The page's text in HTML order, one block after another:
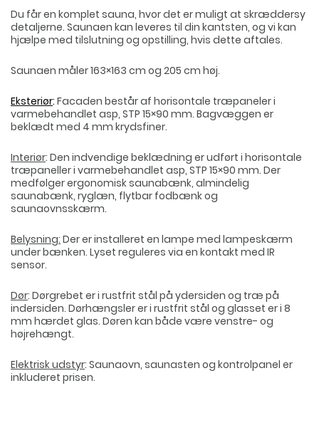
Du får en komplet sauna, hvor det er muligt at skræddersy
detaljerne. Saunaen kan leveres til din kantsten, og vi kan
hjælpe med tilslutning og opstilling, hvis dette aftales.
Saunaen måler 163×163 cm og 205 cm høj.
Eksteriør: Facaden består af horisontale træpaneler i
varmebehandlet asp, STP 15×90 mm. Bagvæggen er
beklædt med 4 mm krydsfiner.
Interiør: Den indvendige beklædning er udført i horisontale
træpaneller i varmebehandlet asp, STP 15×90 mm. Der
medfølger ergonomisk saunabænk, almindelig
saunabænk, ryglæn, flytbar fodbænk og
saunaovnsskærm.
Belysning: Der er installeret en lampe med lampeskærm
under bænken. Lyset reguleres via en kontakt med IR
sensor.
Dør: Dørgrebet er i rustfrit stål på ydersiden og træ på
indersiden. Dørhængsler er i rustfrit stål og glasset er i 8
mm hærdet glas. Døren kan både være venstre- og
højrehængt.
Elektrisk udstyr: Saunaovn, saunasten og kontrolpanel er
inkluderet prisen.